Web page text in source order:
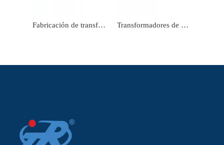
Fabricación de transformadores de corriente tipo cable de núcleo dividido serie A Transformadores de corriente en miniatura de alta precisión Mini transformadores para instrumentación